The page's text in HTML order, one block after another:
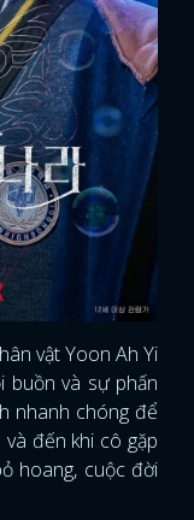
vật Yoon Ah Yi
buồn và sự phấn
nhanh chóng để
đến khi cô gặp
hoang, cuộc đời